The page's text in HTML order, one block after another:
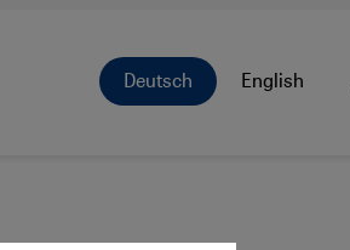
Deutsch English